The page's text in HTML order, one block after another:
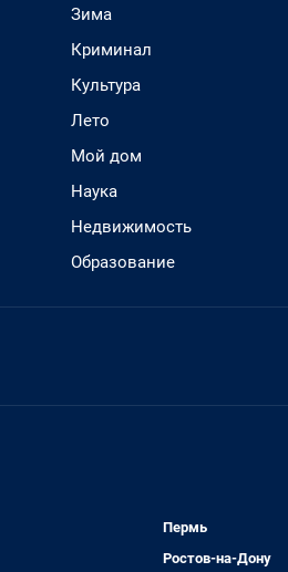
Зима
Криминал
Культура
Лето
Мой дом
Наука
Недвижимость
Образование
Пермь
Ростов-на-Дону